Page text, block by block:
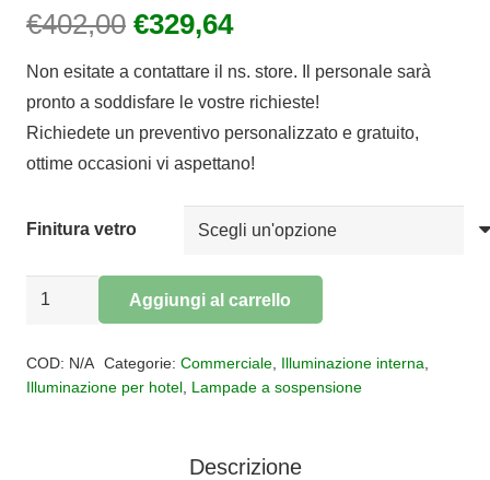
€402,00 Il
originale
era:
€402,00.
€329,64Il
attuale
è:
€329,64.
Non esitate a contattare il ns. store. Il personale sarà
pronto a soddisfare le vostre richieste!
Richiedete un preventivo personalizzato e gratuito,
ottime occasioni vi aspettano!
Finitura vetro
Sospensione
5
Aggiungi al carrello
COD: N/A Categorie: Commerciale, Illuminazione interna
Illuminazione per hotel Lampade a sospensione
Descrizione